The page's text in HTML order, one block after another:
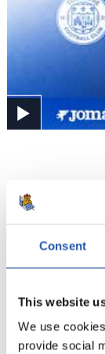
Consent
This website
We use
provide social
atarian